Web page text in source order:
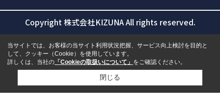
Copyright 株式会社KIZUNA All rights reserved.
当サイトでは、お客様の当サイト利用状況把握、サービス向上検討を目的と
して、クッキー（Cookie）を使用しています。
詳しくは、当社の 「Cookieの取扱いについて」 をご確認ください。
閉じる